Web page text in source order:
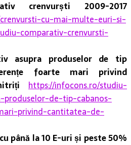
crenvurști 2009-2017
cu-mai-multe-euri-si-
comparativ-crenvursti-
asupra produselor de tip
foarte mari privind
https://infocons.ro/studiu-
produselor-de-tip-cabanos-
privind-cantitatea-de-
până la 10 E-uri și peste 50%